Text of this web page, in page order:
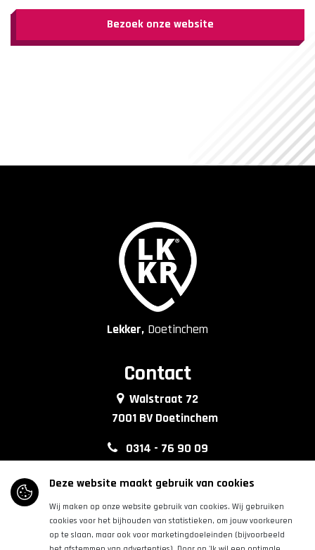
Bezoek onze website
Lekker, Doetinchem
Contact
Walstraat 72
7001 BV Doetinchem
0314 - 76 90 09
info@lkkrdoetinchem.nl
Volg ons
Deze website maakt gebruik van cookies
Wij maken op onze website gebruik van cookies. Wij gebruiken
cookies voor het bijhouden van statistieken, om jouw voorkeuren
op te slaan, maar ook voor marketingdoeleinden (bijvoorbeeld